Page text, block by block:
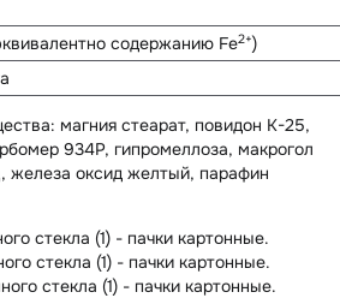
содержанию Fe2+)
: магния стеарат, повидон К-25,
934Р, гипромеллоза, макрогол
железа оксид желтый, парафин
стекла (1) - пачки картонные.
стекла (1) - пачки картонные.
стекла (1) - пачки картонные.